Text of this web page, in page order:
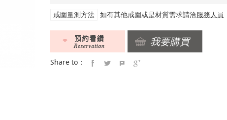
戒圍量測方法 如有其他戒圍或是材質需求請洽服務人員
Share to：